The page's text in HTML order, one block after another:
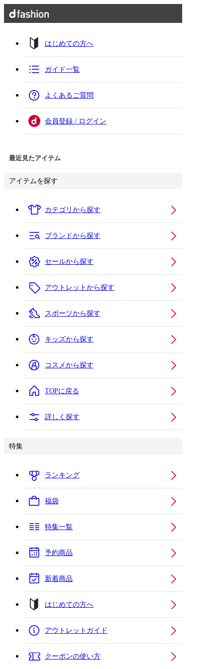
はじめての方へ
ガイド一覧
よくあるご質問
会員登録 / ログイン
最近見たアイテム
アイテムを探す
カテゴリから探す
ブランドから探す
セールから探す
アウトレットから探す
スポーツから探す
キッズから探す
コスメから探す
TOPに戻る
詳しく探す
特集
ランキング
福袋
特集一覧
予約商品
新着商品
はじめての方へ
アウトレットガイド
クーポンの使い方